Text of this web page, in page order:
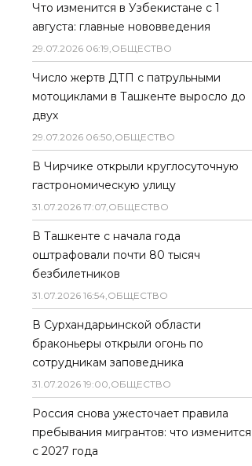
Что изменится в Узбекистане с 1
августа: главные нововведения
29.07.2026 06:19,ОБЩЕСТВО
Число жертв ДТП с патрульными
мотоциклами в Ташкенте выросло до
двух
29.07.2026 06:50,ОБЩЕСТВО
В Чирчике открыли круглосуточную
гастрономическую улицу
31.07.2026 17:07,ОБЩЕСТВО
В Ташкенте с начала года
оштрафовали почти 80 тысяч
безбилетников
31.07.2026 16:54,ОБЩЕСТВО
В Сурхандарьинской области
браконьеры открыли огонь по
сотрудникам заповедника
31.07.2026 19:00,ОБЩЕСТВО
Россия снова ужесточает правила
пребывания мигрантов: что изменится
с 2027 года